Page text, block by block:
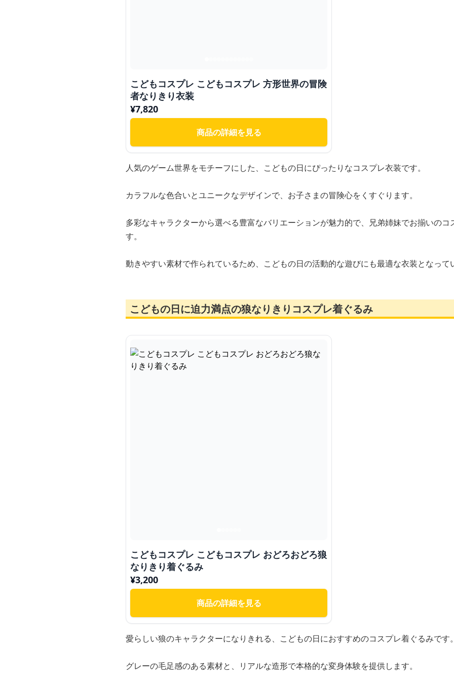
こどもコスプレ こどもコスプレ 方形世界の冒険
者なりきり衣装
¥7,820
商品の詳細を見る
人気のゲーム世界をモチーフにした、こどもの日にぴったりなコスプレ衣装です。
カラフルな色合いとユニークなデザインで、お子さまの冒険心をくすぐります。
多彩なキャラクターから選べる豊富なバリエーションが魅力的で、兄弟姉妹でお揃いの
す。
動きやすい素材で作られているため、こどもの日の活動的な遊びにも最適な衣装となって
こどもの日に迫力満点の狼なりきりコスプレ着ぐるみ
こどもコスプレ こどもコスプレ おどろおどろ狼
なりきり着ぐるみ
¥3,200
商品の詳細を見る
愛らしい狼のキャラクターになりきれる、こどもの日におすすめのコスプレ着ぐるみです
グレーの毛足感のある素材と、リアルな造形で本格的な変身体験を提供します。